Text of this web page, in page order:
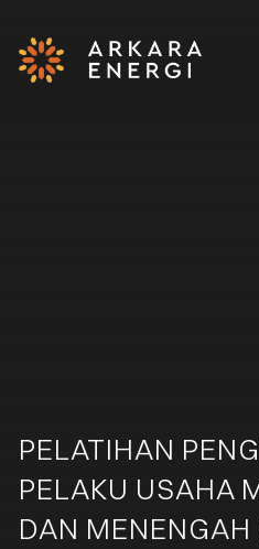
PELATIHAN
PELAKU USAHA
DAN